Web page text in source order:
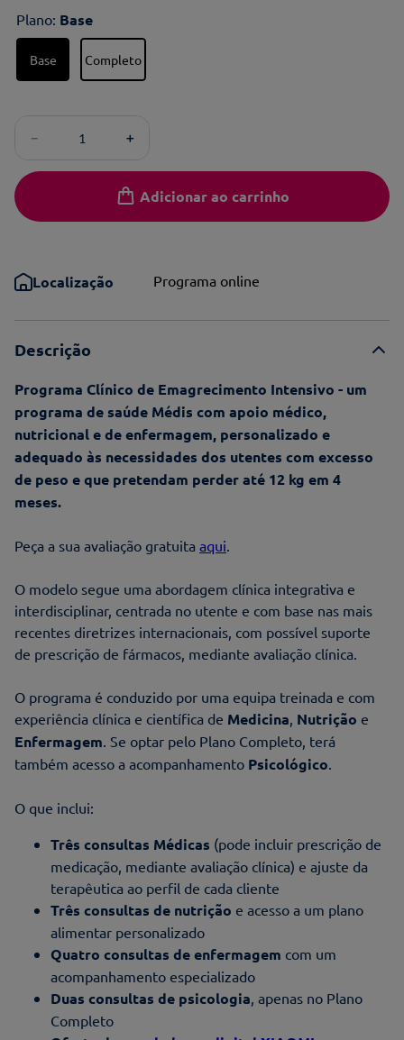
Plano: Base
Base Completo
＋
－
Adicionar ao carrinho
Localização Programa online
Descrição
Programa Clínico de Emagrecimento Intensivo - um
programa de saúde Médis com apoio médico,
nutricional e de enfermagem, personalizado e
adequado às necessidades dos utentes com excesso
de peso e que pretendam perder até 12 kg em 4
meses.
Peça a sua avaliação gratuita aqui.
O modelo segue uma abordagem clínica integrativa e
interdisciplinar, centrada no utente e com base nas mais
recentes diretrizes internacionais, com possível suporte
de prescrição de fármacos, mediante avaliação clínica.
O programa é conduzido por uma equipa treinada e com
experiência clínica e científica de Medicina, Nutrição e
Enfermagem. Se optar pelo Plano Completo, terá
também acesso a acompanhamento Psicológico.
O que inclui:
Três consultas Médicas (pode incluir prescrição de
medicação, mediante avaliação clínica) e ajuste da
terapêutica ao perfil de cada cliente
Três consultas de nutrição e acesso a um plano
alimentar personalizado
Quatro consultas de enfermagem com um
acompanhamento especializado
Duas consultas de psicologia, apenas no Plano
Completo